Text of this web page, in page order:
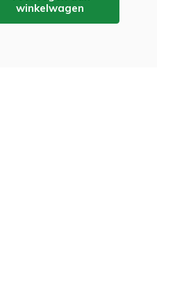
winkelwagen